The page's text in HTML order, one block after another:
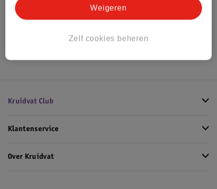
Meer
Hoe controleren wij de reviews?
Kruidvat Club
Klantenservice
Over Kruidvat
Zelf cookies beheren
Weigeren